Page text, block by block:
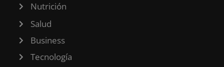
Nutrición
Salud
Business
Tecnología